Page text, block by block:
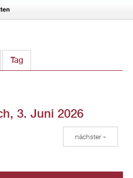
Tag
3. Juni 2026
nächster »